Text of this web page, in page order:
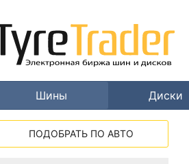
Шины Диски
ПОДОБРАТЬ ПО АВТО